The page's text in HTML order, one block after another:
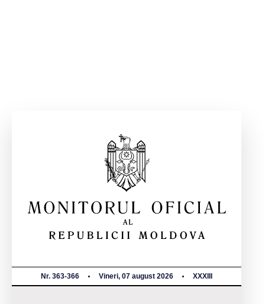
Nr. 363-366 Vineri, 07 august 2026 XXXIII